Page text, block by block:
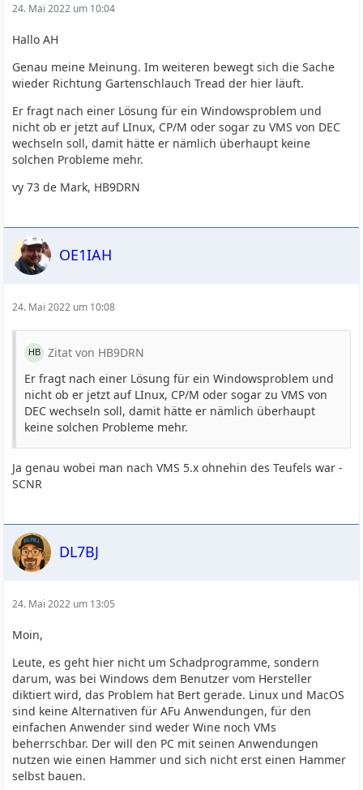
24. Mai 2022 um 10:04
Hallo AH
Genau meine Meinung. Im weiteren bewegt sich die Sache
wieder Richtung Gartenschlauch Tread der hier läuft.
Er fragt nach einer Lösung für ein Windowsproblem und
nicht ob er jetzt auf LInux, CP/M oder sogar zu VMS von DEC
wechseln soll, damit hätte er nämlich überhaupt keine
solchen Probleme mehr.
vy 73 de Mark, HB9DRN
OE1IAH
24. Mai 2022 um 10:08
Zitat von HB9DRN
Er fragt nach einer Lösung für ein Windowsproblem und
nicht ob er jetzt auf LInux, CP/M oder sogar zu VMS von
DEC wechseln soll, damit hätte er nämlich überhaupt
keine solchen Probleme mehr.
Ja genau wobei man nach VMS 5.x ohnehin des Teufels war -
SCNR
DL7BJ
24. Mai 2022 um 13:05
Moin,
Leute, es geht hier nicht um Schadprogramme, sondern
darum, was bei Windows dem Benutzer vom Hersteller
diktiert wird, das Problem hat Bert gerade. Linux und MacOS
sind keine Alternativen für AFu Anwendungen, für den
einfachen Anwender sind weder Wine noch VMs
beherrschbar. Der will den PC mit seinen Anwendungen
nutzen wie einen Hammer und sich nicht erst einen Hammer
selbst bauen.